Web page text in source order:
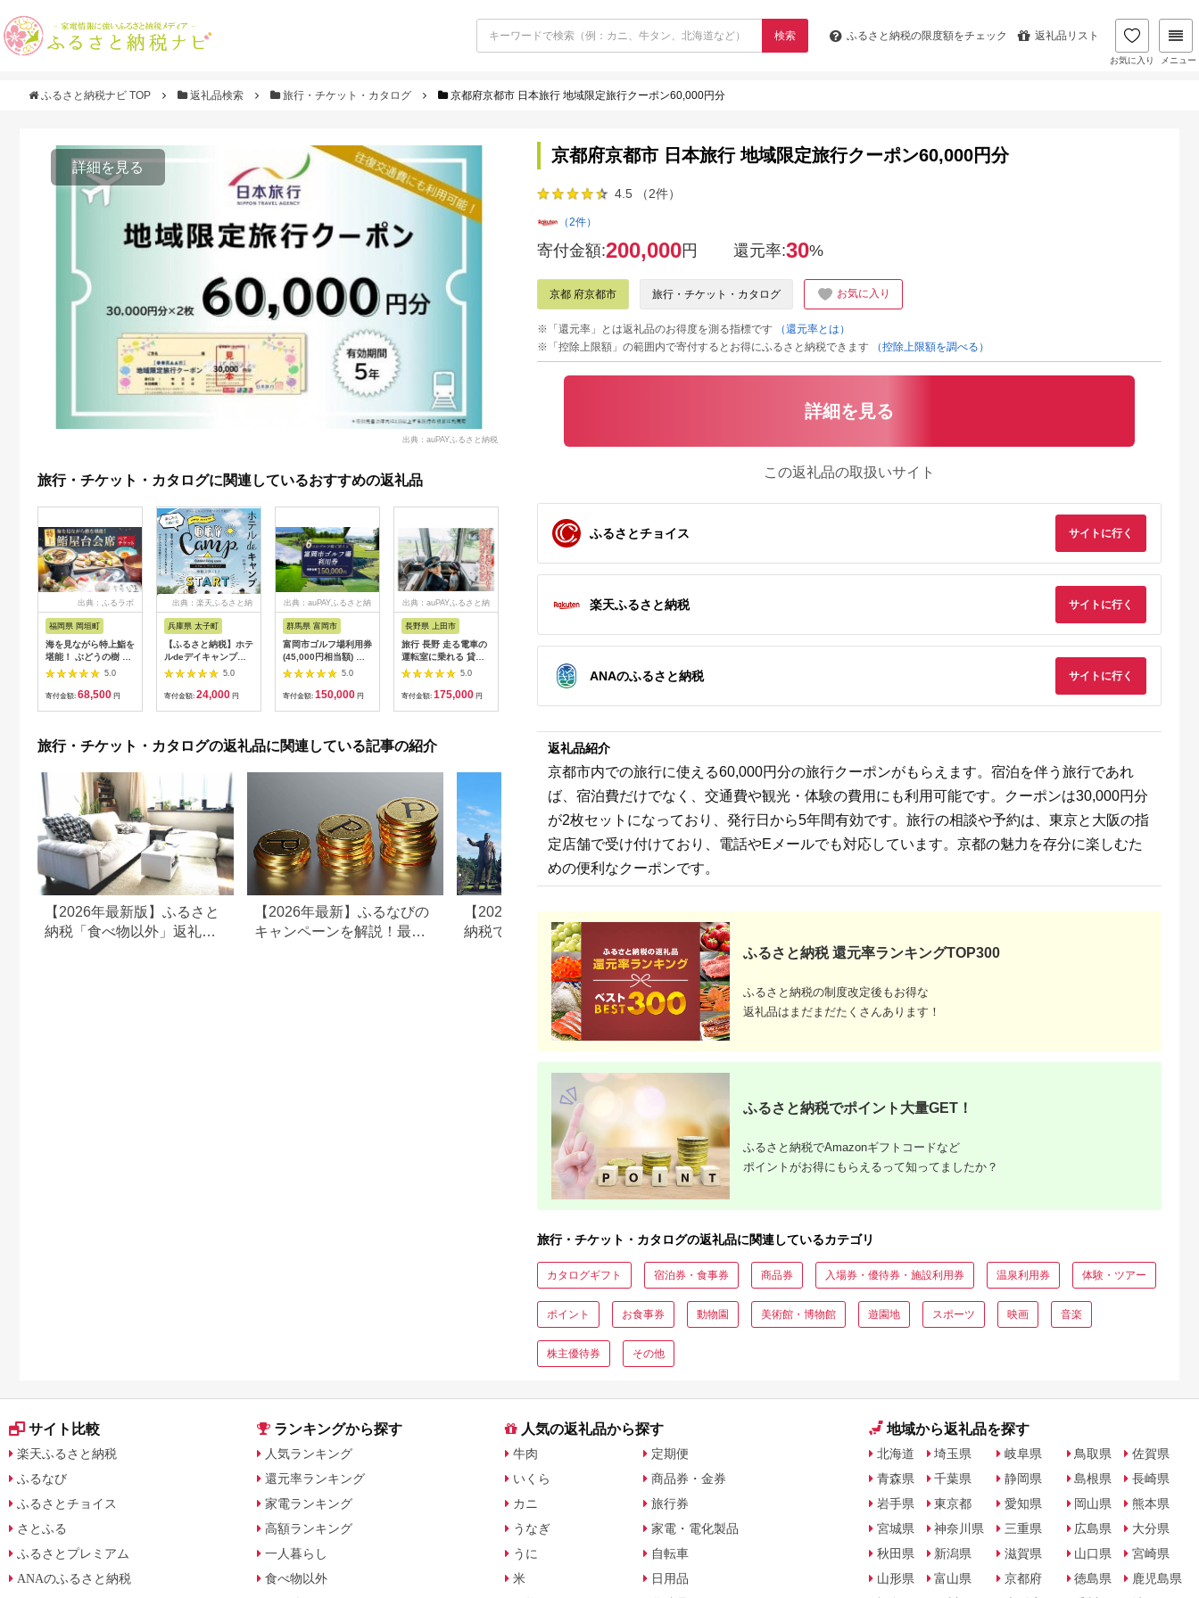
検索 ふるさと納税の限度額をチェック 返礼品リスト
お気に入り メニュー
ふるさと納税ナビ TOP 返礼品検索 旅行・チケット・カタログ 京都府京都市 日本旅行 地域限定旅行クーポン60,000円分
詳細を見る
出典：auPAYふるさと納税
旅行・チケット・カタログに関連しているおすすめの返礼品
出典：ふるラボ
福岡県 岡垣町
海を見ながら特上鮨を
堪能！ ぶどうの樹 鮨
屋台ペア お食事券 海
鮮 海 屋台 食事 ペア
福岡県 岡垣町
5.0
寄付金額: 68,500 円
出典：楽天ふるさと納
兵庫県 太子町
【ふるさと納税】ホテ
ルdeデイキャンプ体
験チケット
【1364991】
5.0
寄付金額: 24,000 円
出典：auPAYふるさと納
群馬県 富岡市
富岡市ゴルフ場利用券
(45,000円相当額) ゴ
ルフ チケット 平日 土
日 祝日 プレー券 関東
群馬県 首都圏 F20E-
5.0
寄付金額: 150,000 円
出典：auPAYふるさと納
長野県 上田市
旅行 長野 走る電車の
運転室に乗れる 貸切
列車でお仕事体験 体
験 チケット 電車 鉄道
列車 サービス 子供 子
5.0
寄付金額: 175,000 円
出典：dショッピングふ
富士カントリー可児ク
円分）【0018-007】
出典：auPAYふるさと納
伊東園ホテル・伊東園
テル松川館 ご宿泊券
1泊2日2食付き(1名様
【1044937】
5.0
159-2009-06 大磯迎
和風おかず おつまみ
揚げ物 母の日 ギフト
だわり 大磯グルメ 】
石垣島の自然を満喫！
出典：ふるラボ
北海道 富良野市
北海道富良野市 日本
旅行 地域限定旅行ク
300,000円
出典：auPAYふるさと
長野県 塩尻市
信州健康ランド ギフ
ト券（1000円券×9
枚） | 信州健康ラン
サウナ 大浴場 ボディ
ケア リラクゼーショ
ン 施設 宿泊 家族連
寄付金額:34,000
旅行・チケット・カタログの返礼品に関連している記事の紹介
【2026年最新版】ふるさと
納税「食べ物以外」返礼品
【2026年最新】ふるなびの
キャンペーンを解説！最大
【2026年最新版】ふるさと
納税でディズニー返礼品は
もらえる？ホテル・チケッ
ト・公式グッズを徹底解説
ふるさと納税、年収いくら
で30万円寄付できる？おす
すめ返礼品も紹介
京都府京都市 日本旅行 地域限定旅行クーポン60,000円分
4.5 （2件）
（2件）
寄付金額:200,000円 還元率:30%
京都 府京都市 旅行・チケット・カタログ お気に入り
※「還元率」とは返礼品のお得度を測る指標です
（還元率とは）
※「控除上限額」の範囲内で寄付するとお得にふるさと納税できます
（控除上限額を調べる）
詳細を見る
この返礼品の取扱いサイト
ふるさとチョイス サイトに行く
楽天ふるさと納税 サイトに行く
ANAのふるさと納税 サイトに行く
返礼品紹介
京都市内での旅行に使える60,000円分の旅行クーポンがもらえます。宿泊を伴う旅行であれ
ば、宿泊費だけでなく、交通費や観光・体験の費用にも利用可能です。クーポンは30,000円分
が2枚セットになっており、発行日から5年間有効です。旅行の相談や予約は、東京と大阪の指
定店舗で受け付けており、電話やEメールでも対応しています。京都の魅力を存分に楽しむた
めの便利なクーポンです。
ふるさと納税 還元率ランキングTOP300
ふるさと納税の制度改定後もお得な
返礼品はまだまだたくさんあります！
ふるさと納税でポイント大量GET！
ふるさと納税でAmazonギフトコードなど
ポイントがお得にもらえるって知ってましたか？
旅行・チケット・カタログの返礼品に関連しているカテゴリ
カタログギフト 宿泊券・食事券 商品券 入場券・優待券・施設利用券 温泉利用券 体験・ツアー
ポイント お食事券 動物園 美術館・博物館 遊園地 スポーツ 映画 音楽
株主優待券 その他
サイト比較
楽天ふるさと納税
ふるなび
ふるさとチョイス
さとふる
ふるさとプレミアム
ANAのふるさと納税
ランキングから探す
人気ランキング
還元率ランキング
家電ランキング
高額ランキング
一人暮らし
食べ物以外
人気の返礼品から探す
牛肉
いくら
カニ
うなぎ
うに
米
定期便
商品券・金券
旅行券
家電・電化製品
自転車
日用品
地域から返礼品を探す
北海道
青森県
岩手県
宮城県
秋田県
山形県
埼玉県
千葉県
東京都
神奈川県
新潟県
富山県
岐阜県
静岡県
愛知県
三重県
滋賀県
京都府
鳥取県
島根県
岡山県
広島県
山口県
徳島県
佐賀県
長崎県
熊本県
大分県
宮崎県
鹿児島県